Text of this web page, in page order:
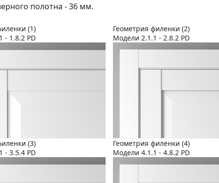
полотна - 36 мм.
(1)
- 1.8.2 PD
Геометрия филенки (2)
Модели 2.1.1 - 2.8.2 PD
(3)
- 3.5.4 PD
Геометрия филенки (4)
Модели 4.1.1 - 4.8.2 PD